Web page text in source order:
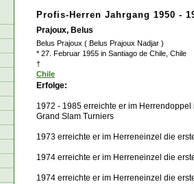
Profis-Herren Jahrgang 1950 -
Prajoux, Belus
Belus Prajoux ( Belus Prajoux Nadjar )
* 27. Februar 1955 in Santiago de Chile, Chile
†
Chile
Erfolge:
1972 - 1985 erreichte er im
Grand Slam Turniers
1973 erreichte er im Herreneinzel die
1974 erreichte er im Herreneinzel die
1974 erreichte er im Herreneinzel die